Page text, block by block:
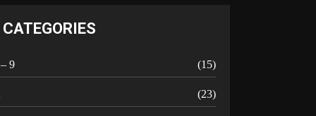
CATEGORIES
9 (15)
(23)